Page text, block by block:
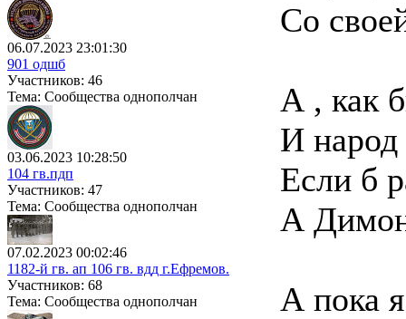
06.07.2023 23:01:30
901 одшб
Участников: 46
Тема: Сообщества однополчан
03.06.2023 10:28:50
104 гв.пдп
Участников: 47
Тема: Сообщества однополчан
07.02.2023 00:02:46
1182-й гв. ап 106 гв. вдд г.Ефремов.
Участников: 68
Тема: Сообщества однополчан
Со
А , как
И народ
Если б
А
А пока